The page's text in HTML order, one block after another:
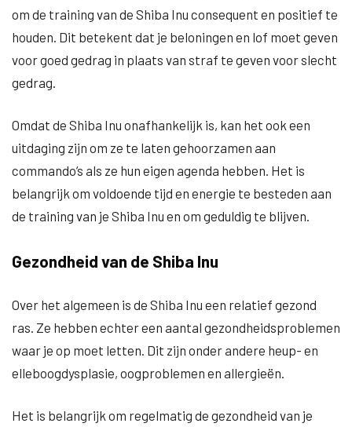
om de training van de Shiba Inu consequent en positief te
houden. Dit betekent dat je beloningen en lof moet geven
voor goed gedrag in plaats van straf te geven voor slecht
gedrag.
Omdat de Shiba Inu onafhankelijk is, kan het ook een
uitdaging zijn om ze te laten gehoorzamen aan
commando’s als ze hun eigen agenda hebben. Het is
belangrijk om voldoende tijd en energie te besteden aan
de training van je Shiba Inu en om geduldig te blijven.
Gezondheid van de Shiba Inu
Over het algemeen is de Shiba Inu een relatief gezond
ras. Ze hebben echter een aantal gezondheidsproblemen
waar je op moet letten. Dit zijn onder andere heup- en
elleboogdysplasie, oogproblemen en allergieën.
Het is belangrijk om regelmatig de gezondheid van je